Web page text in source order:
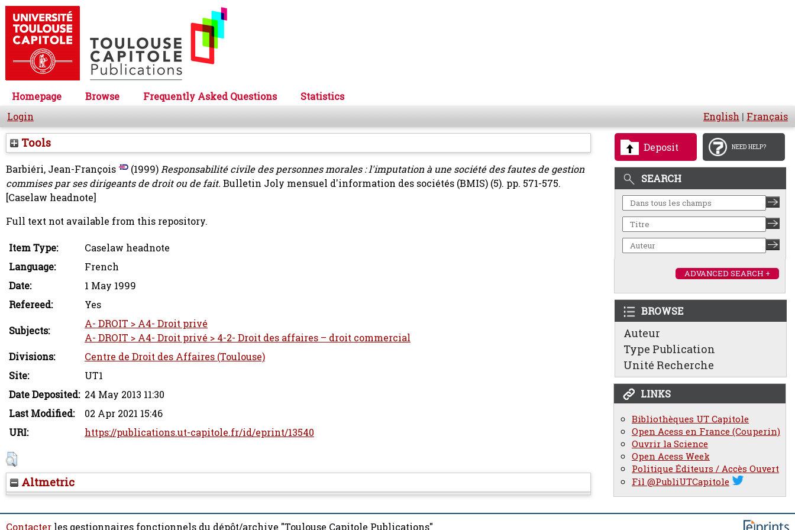
Homepage Browse Frequently Asked Questions
Statistics
Login
English | Français
Deposit NEED HELP?
SEARCH
ADVANCED SEARCH +
BROWSE
Auteur
Type Publication
Unité Recherche
LINKS
Bibliothèques UT Capitole
Open Acess en France (Couperin)
Ouvrir la Science
Open Acess Week
Politique Éditeurs / Accès Ouvert
Fil @PubliUTCapitole
Tools
Barbiéri, Jean-François (1999)Responsabilité civile des personnes morales : l'imputation à une société des fautes de gestion
commises par ses dirigeants de droit ou de fait. Bulletin Joly mensuel d'information des sociétés (BMIS) (5). pp. 571-575.
[Caselaw headnote]
Full text not available from this repository.
Item Type:
Caselaw headnote
Language:
French
Date:
1 May 1999
Refereed:
Yes
Subjects:
A- DROIT > A4- Droit privé
A- DROIT > A4- Droit privé > 4-2- Droit des affaires – droit commercial
Divisions:
Centre de Droit des Affaires (Toulouse)
Site:
UT1
Date Deposited: 24 May 2013 11:30
Last Modified:
02 Apr 2021 15:46
URI:
https://publications.ut-capitole.fr/id/eprint/13540
Altmetric
Contacter les gestionnaires fonctionnels du dépôt/archive "Toulouse Capitole Publications"